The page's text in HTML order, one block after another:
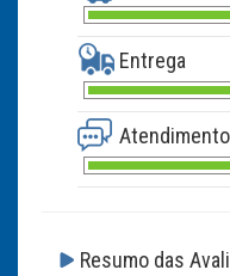
Entrega
Atendimento
Resumo das